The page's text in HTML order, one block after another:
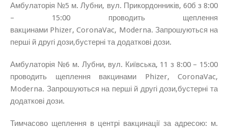
Амбулаторія №5 м. Лубни, вул. Прикордонників, 60б з 8:00
– 15:00 проводить щеплення
вакцинами Phizer, CoronaVac, Moderna. Запрошуються на
перші й другі дози,бустерні та додаткові дози.
Амбулаторія №6 м. Лубни, вул. Київська, 11 з 8:00 – 15:00
проводить щеплення вакцинами Phizer, CoronaVac,
Moderna. Запрошуються на перші й другі дози,бустерні та
додаткові дози.
Тимчасово щеплення в центрі вакцинації за адресою: м.